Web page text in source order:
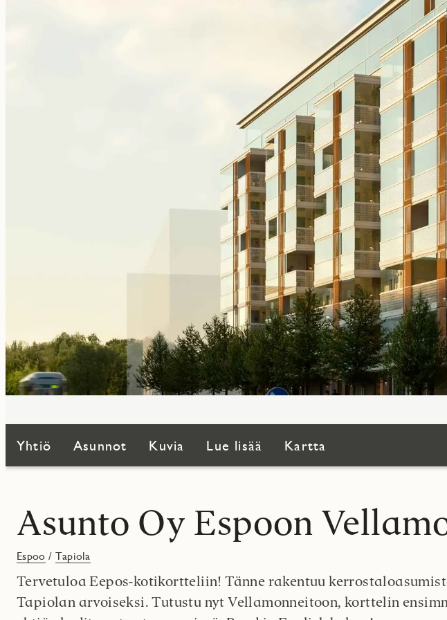
Yhtiö Asunnot Kuvia Lue lisää Kartta
Asunto Oy Espoon
Espoo / Tapiola
Tervetuloa Eepos-kotikortteliin! Tänne rakentuu
Tapiolan arvoiseksi. Tutustu nyt Vellamonneitoon, korttelin